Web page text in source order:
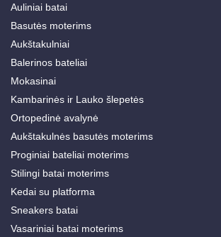
Auliniai batai
Basutės moterims
Aukštakulniai
Balerinos bateliai
Mokasinai
Kambarinės ir Lauko šlepetės
Ortopedinė avalynė
Aukštakulnės basutės moterims
Proginiai bateliai moterims
Stilingi batai moterims
Kedai su platforma
Sneakers batai
Vasariniai batai moterims